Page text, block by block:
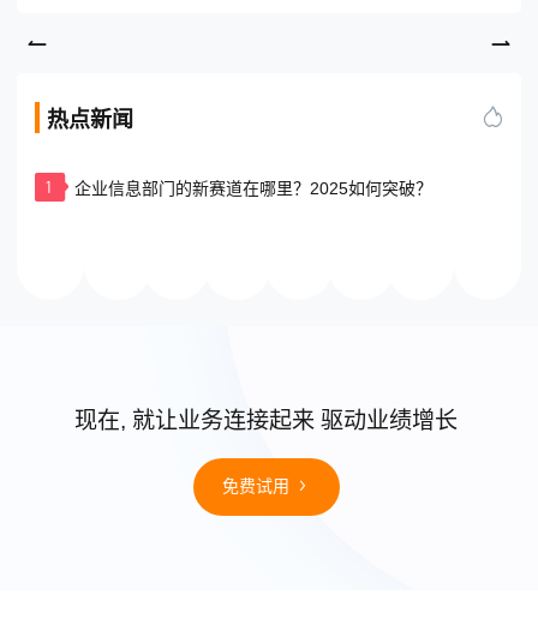
热点新闻
1 企业信息部门的新赛道在哪里？2025如何突破？
现在, 就让业务连接起来 驱动业绩增长
免费试用